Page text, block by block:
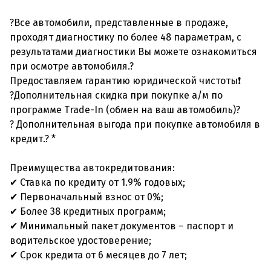
?Все автомобили, представленные в продаже,
проходят диагностику по более 48 параметрам, с
результатами диагностики Вы можете ознакомиться
при осмотре автомобиля.?
Предоставляем гарантию юридической чистоты❗
?Дополнительная скидка при покупке а/м по
программе Trade-In (обмен на ваш автомобиль)?
? Дополнительная выгода при покупке автомобиля в
кредит.? *
Преимущества автокредитования:
✔ Ставка по кредиту от 1.9% годовых;
✔ Первоначальный взнос от 0%;
✔ Более 38 кредитных программ;
✔ Минимальный пакет документов – паспорт и
водительское удостоверение;
✔ Срок кредита от 6 месяцев до 7 лет;